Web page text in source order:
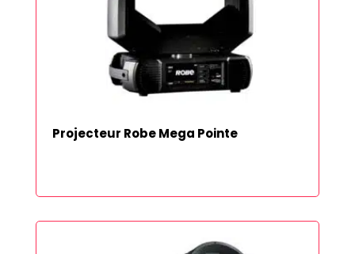
Projecteur Robe Mega Pointe